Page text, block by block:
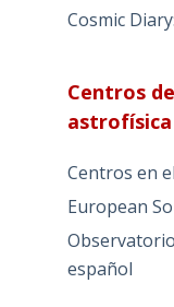
Cosmic
Centros
Centros en
European
español